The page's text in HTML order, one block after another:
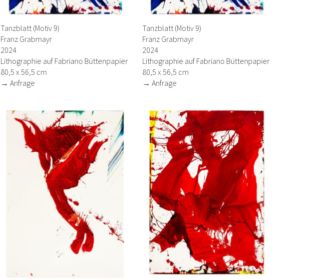
Tanzblatt (Motiv 9)
Franz Grabmayr
2024
Lithographie auf Fabriano Büttenpapier
80,5 x 56,5 cm
→ Anfrage
Tanzblatt (Motiv 9)
Franz Grabmayr
2024
Lithographie auf Fabriano Büttenpapier
80,5 x 56,5 cm
→ Anfrage